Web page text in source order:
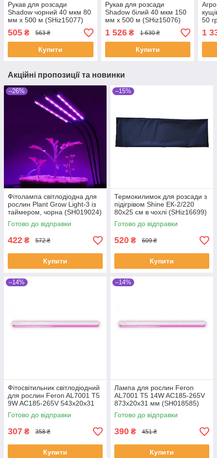
Рукав для розсади
Shadow чорний 40 мкм 80
мм х 500 м (SHiz15077)
505 ₴ 563 ₴
Купити
Рукав для розсади
Shadow білий 40 мкм 150
мм х 500 м (SHiz15076)
1 526₴ 1 630 ₴
Купити
50
1
Акційні пропозиції та новинки
–26%
Фітолампа світлодіодна для
рослин Plant Grow Light-3 із
таймером, чорна (SH019024)
Готово до відправки
422 ₴ 572 ₴
Купити
–15%
Термокилимок для розсади з
підігрівом Shine ЕК-2/220
80х25 см в чохлі (SHiz16699)
Готово до відправки
520 ₴ 609 ₴
Купити
–14%
Фітосвітильник світлодіодний
для рослин Feron AL7001 T5
9W AC185-265V 543х20х31
мм (SH018584)
Готово до відправки
307 ₴ 358 ₴
Купити
–14%
Лампа для рослин Feron
AL7001 T5 14W AC185-265V
873х20х31 мм (SH018585)
Готово до відправки
390 ₴ 451 ₴
Купити